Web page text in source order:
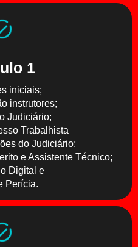
1
iniciais;
instrutores;
Judiciário;
Trabalhista
do Judiciário;
e Assistente Técnico;
Digital e
Perícia.